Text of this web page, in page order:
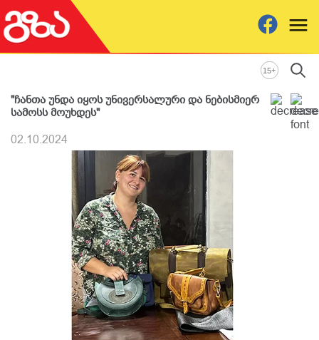
15+
"ჩანთა უნდა იყოს უნივერსალური და ნებისმიერ
სამოსს მოუხდეს"
02.10.2024